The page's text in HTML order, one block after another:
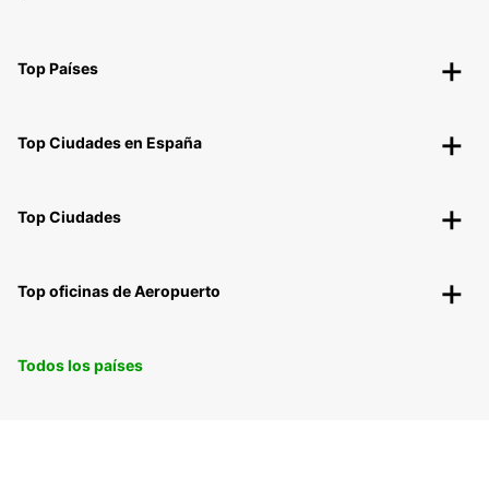
Top Países
Top Ciudades en España
Top Ciudades
Top oficinas de Aeropuerto
Todos los países